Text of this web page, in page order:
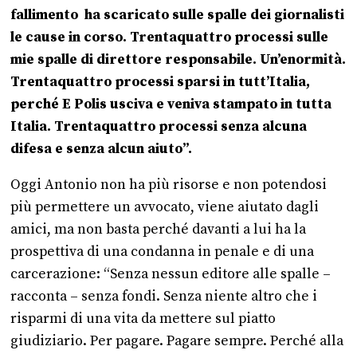
fallimento ha scaricato sulle spalle dei giornalisti
le cause in corso. Trentaquattro processi sulle
mie spalle di direttore responsabile. Un’enormità.
Trentaquattro processi sparsi in tutt’Italia,
perché E Polis usciva e veniva stampato in tutta
Italia. Trentaquattro processi senza alcuna
difesa e senza alcun aiuto”.
Oggi Antonio non ha più risorse e non potendosi
più permettere un avvocato, viene aiutato dagli
amici, ma non basta perché davanti a lui ha la
prospettiva di una condanna in penale e di una
carcerazione: “Senza nessun editore alle spalle –
racconta – senza fondi. Senza niente altro che i
risparmi di una vita da mettere sul piatto
giudiziario. Per pagare. Pagare sempre. Perché alla